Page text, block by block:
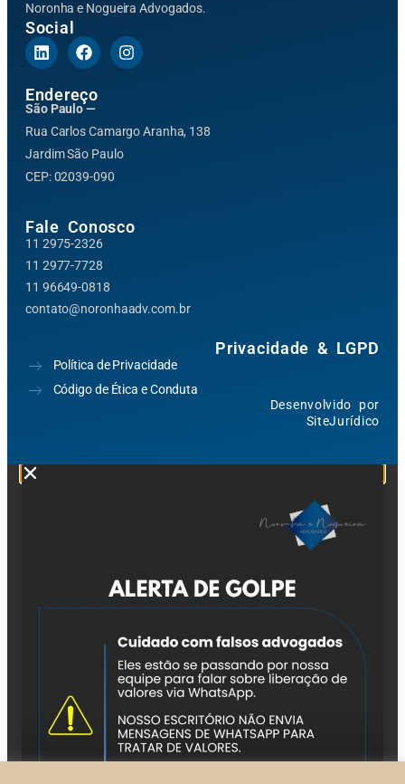
Noronha e Nogueira Advogados.
Social
Endereço
São Paulo —
Rua Carlos Camargo Aranha, 138
Jardim São Paulo
CEP: 02039-090
Fale Conosco
11 2975-2326
11 2977-7728
11 96649-0818
contato@noronhaadv.com.br
Privacidade & LGPD
Política de Privacidade
Código de Ética e Conduta
Desenvolvido por
SiteJurídico